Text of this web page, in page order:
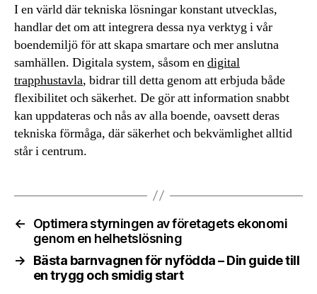
I en värld där tekniska lösningar konstant utvecklas,
handlar det om att integrera dessa nya verktyg i vår
boendemiljö för att skapa smartare och mer anslutna
samhällen. Digitala system, såsom endigital
trapphustavla, bidrar till detta genom att erbjuda både
flexibilitet och säkerhet. De gör att information snabbt
kan uppdateras och nås av alla boende, oavsett deras
tekniska förmåga, där säkerhet och bekvämlighet alltid
står i centrum.
←
Optimera styrningen av företagets ekonomi
genom en helhetslösning
→
Bästa barnvagnen för nyfödda – Din guide till
en trygg och smidig start